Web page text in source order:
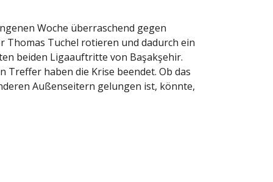
Woche überraschend gegen
Thomas Tuchel rotieren und dadurch ein
beiden Ligaauftritte von Başakşehir.
Treffer haben die Krise beendet. Ob das
Außenseitern gelungen ist, könnte,